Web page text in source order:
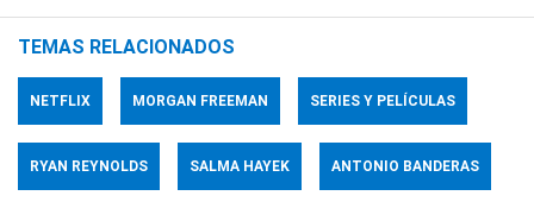
TEMAS RELACIONADOS
NETFLIX MORGAN FREEMAN SERIES Y PELÍCULAS
RYAN REYNOLDS SALMA HAYEK ANTONIO BANDERAS